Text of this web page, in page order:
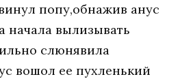
попу,обнажив анус
начала вылизывать
слюнявила
вошол ее пухленький